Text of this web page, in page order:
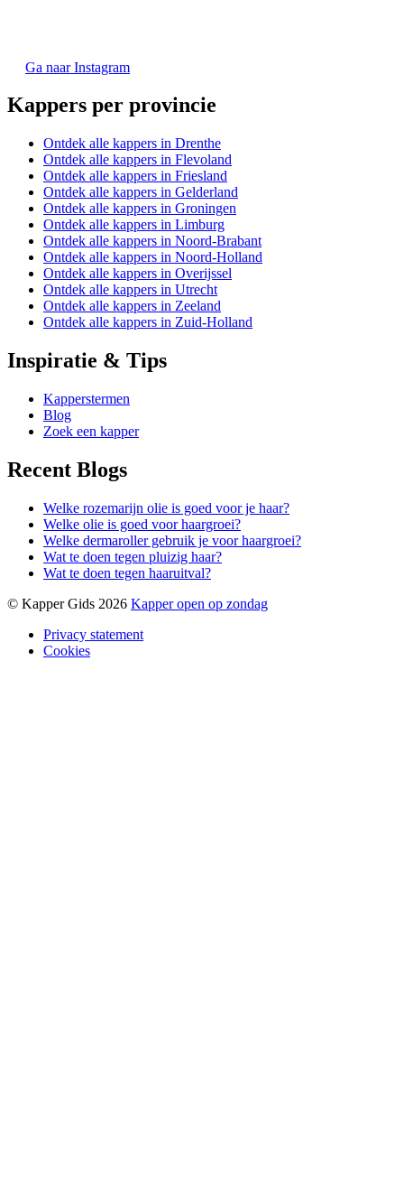
Ga naar Instagram
Kappers per provincie
Ontdek alle kappers in Drenthe
Ontdek alle kappers in Flevoland
Ontdek alle kappers in Friesland
Ontdek alle kappers in Gelderland
Ontdek alle kappers in Groningen
Ontdek alle kappers in Limburg
Ontdek alle kappers in Noord-Brabant
Ontdek alle kappers in Noord-Holland
Ontdek alle kappers in Overijssel
Ontdek alle kappers in Utrecht
Ontdek alle kappers in Zeeland
Ontdek alle kappers in Zuid-Holland
Inspiratie & Tips
Kapperstermen
Blog
Zoek een kapper
Recent Blogs
Welke rozemarijn olie is goed voor je haar?
Welke olie is goed voor haargroei?
Welke dermaroller gebruik je voor haargroei?
Wat te doen tegen pluizig haar?
Wat te doen tegen haaruitval?
© Kapper Gids 2026 Kapper open op zondag
Privacy statement
Cookies